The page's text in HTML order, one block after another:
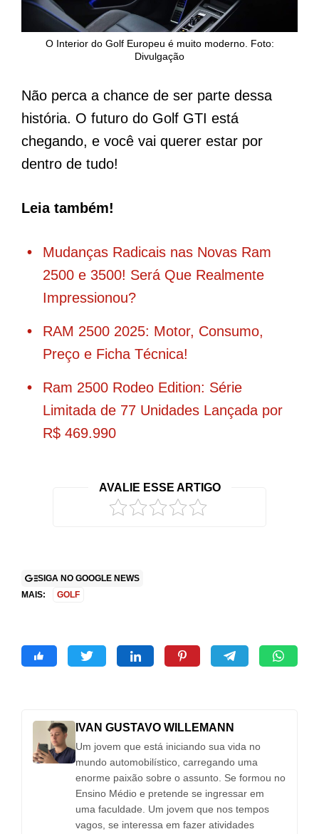
O Interior do Golf Europeu é muito moderno. Foto:
Divulgação
Não perca a chance de ser parte dessa
história. O futuro do Golf GTI está
chegando, e você vai querer estar por
dentro de tudo!
Leia também!
Mudanças Radicais nas Novas Ram
2500 e 3500! Será Que Realmente
Impressionou?
RAM 2500 2025: Motor, Consumo,
Preço e Ficha Técnica!
Ram 2500 Rodeo Edition: Série
Limitada de 77 Unidades Lançada por
R$ 469.990
AVALIE ESSE ARTIGO
SIGA NO GOOGLE NEWS
MAIS:
GOLF
IVAN GUSTAVO WILLEMANN
Um jovem que está iniciando sua vida no
mundo automobilístico, carregando uma
enorme paixão sobre o assunto. Se formou no
Ensino Médio e pretende se ingressar em
uma faculdade. Um jovem que nos tempos
vagos, se interessa em fazer atividades